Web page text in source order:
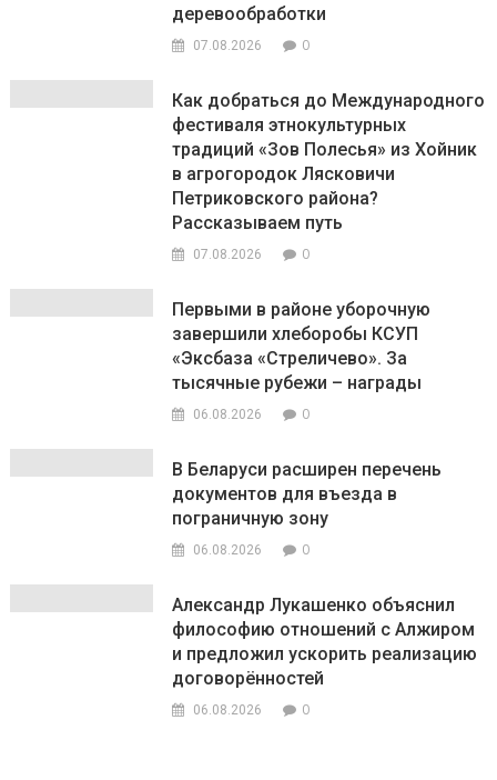
деревообработки
07.08.2026 0
Как добраться до Международного
фестиваля этнокультурных
традиций «Зов Полесья» из Хойник
в агрогородок Лясковичи
Петриковского района?
Рассказываем путь
07.08.2026 0
Первыми в районе уборочную
завершили хлеборобы КСУП
«Эксбаза «Стреличево». За
тысячные рубежи – награды
06.08.2026 0
В Беларуси расширен перечень
документов для въезда в
пограничную зону
06.08.2026 0
Александр Лукашенко объяснил
философию отношений с Алжиром
и предложил ускорить реализацию
договорённостей
06.08.2026 0